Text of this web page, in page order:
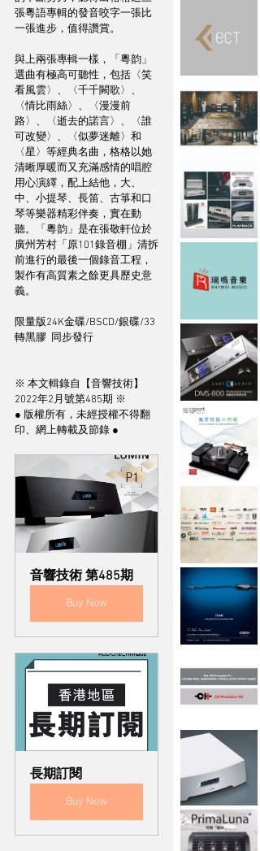
張粵語專輯的發音咬字一張比
一張進步，值得讚賞。
與上兩張專輯一樣，「粵韵」
選曲有極高可聽性，包括〈笑
看風雲〉、〈千千闕歌〉、
〈情比雨絲〉、〈漫漫前
路〉、〈逝去的諾言〉、〈誰
可改變〉、〈似夢迷離〉和
〈星〉等經典名曲，格格以她
清晰厚暖而又充滿感情的唱腔
用心演繹，配上結他，大、
中、小提琴、長笛、古箏和口
琴等樂器精彩伴奏，實在動
聽。「粵韵」是在張敬軒位於
廣州芳村「原101錄音棚」清拆
前進行的最後一個錄音工程，
製作有高質素之餘更具歷史意
義。
限量版24K金碟/BSCD/銀碟/33
轉黑膠  同步發行
※ 本文輯錄自【音響技術】
2022年2月號第485期 ※
● 版權所有，未經授權不得翻
印、網上轉載及節錄 ●
音響技術 第485期
Buy Now
長期訂閱
Buy Now